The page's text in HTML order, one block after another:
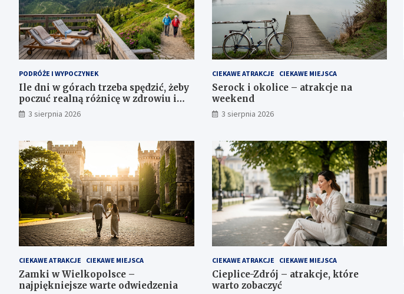
PODRÓŻE I WYPOCZYNEK
Ile dni w górach trzeba spędzić, żeby
poczuć realną różnicę w zdrowiu i
samopoczuciu?
3 sierpnia 2026
CIEKAWE ATRAKCJE CIEKAWE MIEJSCA
Serock i okolice – atrakcje na
weekend
3 sierpnia 2026
CIEKAWE ATRAKCJE CIEKAWE MIEJSCA
Zamki w Wielkopolsce –
najpiękniejsze warte odwiedzenia
CIEKAWE ATRAKCJE CIEKAWE MIEJSCA
Cieplice-Zdrój – atrakcje, które
warto zobaczyć